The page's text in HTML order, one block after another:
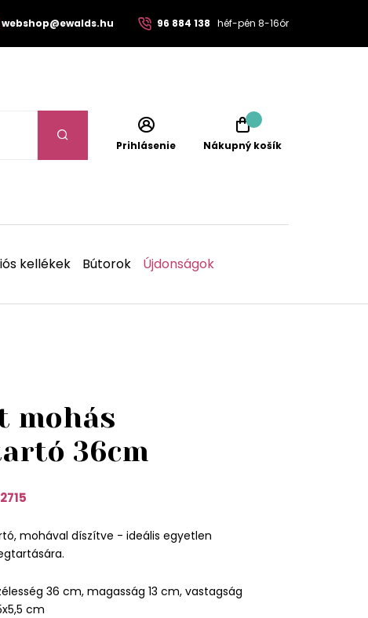
webshop@ewalds.hu 96 884 138 héf-pén 8-16ór
Prihlásenie Nákupný košík
kellékek Bútorok Újdonságok
mohás
36cm
mohával díszítve - ideális egyetlen
36 cm, magasság 13 cm, vastagság
cm